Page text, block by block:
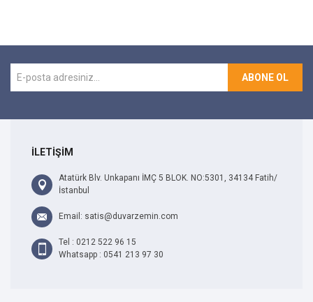
ABONE OL
İLETİŞİM
Atatürk Blv. Unkapanı İMÇ 5 BLOK. NO:5301, 34134 Fatih/
İstanbul
Email: satis@duvarzemin.com
Tel : 0212 522 96 15
Whatsapp : 0541 213 97 30